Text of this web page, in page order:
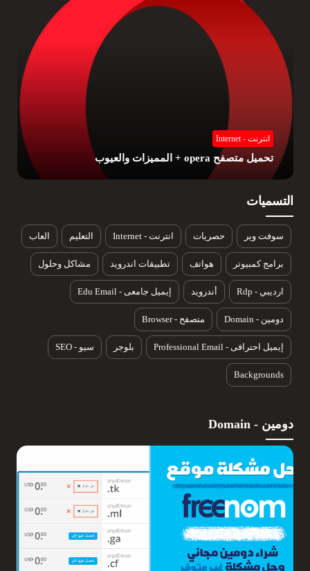
انترنت - Internet
تحميل متصفح opera + المميزات والعيوب
التسميات
سوفت وير حصريات انترنت - Internet التعليم العاب
برامج كمبيوتر هواتف تطبيقات اندرويد مشاكل وحلول
ارديبي - Rdp أندرويد إيميل جامعى - Edu Email
دومين - Domain متصفح - Browser
إيميل احترافى - Professional Email بلوجر سيو - SEO
Backgrounds
دومين - Domain